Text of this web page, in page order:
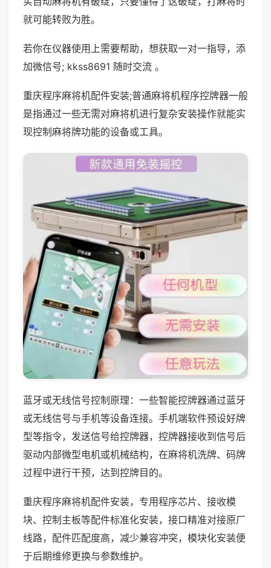
就可能转败为胜。
若你在仪器使用上需要帮助，想获取一对一指导，添
加微信号; kkss8691 随时交流 。
重庆程序麻将机配件安装;普通麻将机程序控牌器一般
是指通过一些无需对麻将机进行复杂安装操作就能实
现控制麻将牌功能的设备或工具。
蓝牙或无线信号控制原理：一些智能控牌器通过蓝牙
或无线信号与手机等设备连接。手机端软件预设好牌
型等指令，发送信号给控牌器，控牌器接收到信号后
驱动内部微型电机或机械结构，在麻将机洗牌、码牌
过程中进行干预，达到控牌目的。
重庆程序麻将机配件安装，专用程序芯片、接收模
块、控制主板等配件标准化安装，接口精准对接原厂
线路，配件匹配度高，减少兼容冲突，模块化安装便
于后期维修更换与参数维护。